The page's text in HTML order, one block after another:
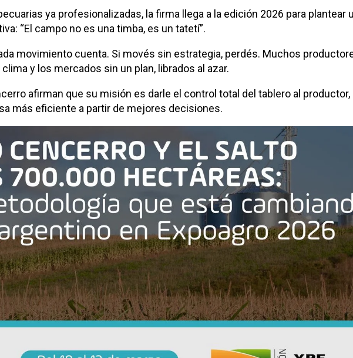
ya profesionalizadas, la firma llega a la edición 2026 para plantear
“El campo no es una timba, es un tatetí”.
movimiento cuenta. Si movés sin estrategia, perdés. Muchos
y los mercados sin un plan, librados al azar.
afirman que su misión es darle el control total del tablero al productor,
más eficiente a partir de mejores decisiones.